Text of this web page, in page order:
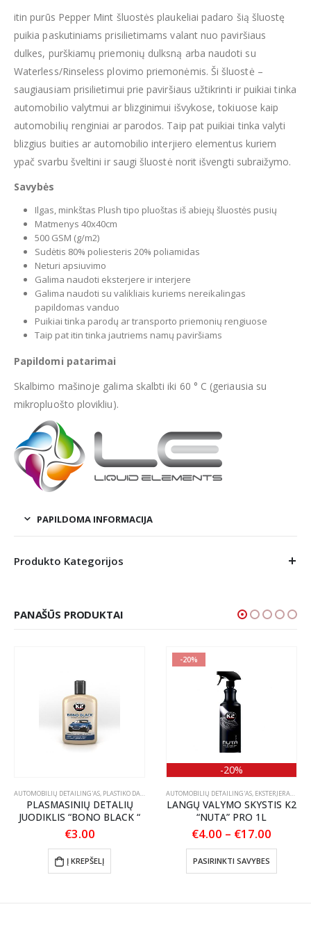
itin purūs Pepper Mint šluostės plaukeliai padaro šią šluostę
puikia paskutiniams prisilietimams valant nuo paviršiaus
dulkes, purškiamų priemonių dulksną arba naudoti su
Waterless/Rinseless plovimo priemonėmis. Ši šluostė –
saugiausiam prisilietimui prie paviršiaus užtikrinti ir puikiai tinka
automobilio valytmui ar blizginimui išvykose, tokiuose kaip
automobilių renginiai ar parodos. Taip pat puikiai tinka valyti
blizgius buities ar automobilio interjiero elementus kuriem
ypač svarbu šveltini ir saugi šluostė norit išvengti subraižymo.
Savybės
Ilgas, minkštas Plush tipo pluoštas iš abiejų šluostės pusių
Matmenys 40x40cm
500 GSM (g/m2)
Sudėtis 80% poliesteris 20% poliamidas
Neturi apsiuvimo
Galima naudoti eksterjere ir interjere
Galima naudoti su valikliais kuriems nereikalingas
papildomas vanduo
Puikiai tinka parodų ar transporto priemonių rengiuose
Taip pat itin tinka jautriems namų paviršiams
Papildomi patarimai
Skalbimo mašinoje galima skalbti iki 60 ° C (geriausia su
mikropluošto plovikliu).
PAPILDOMA INFORMACIJA
Produkto Kategorijos
PANAŠŪS PRODUKTAI
PRIEŽIŪRA
AUTOMOBILIŲ DETAILING'AS, PLASTIKO DALIŲ JUODINTOJAI/ATNAUJINTOJAI
PLASMASINIŲ DETALIŲ
JUODIKLIS “BONO BLACK “
€3.00
Į KREPŠELĮ
-20%
-20%
AUTOMOBILIŲ DETAILING'AS, EKSTERJERAS ,
LANGŲ VALYMO SKYSTIS K2
“NUTA” PRO 1L
€4.00 – €17.00
€17.00
PASIRINKTI SAVYBES
This product has multiple variants. The options may be chosen on the product page